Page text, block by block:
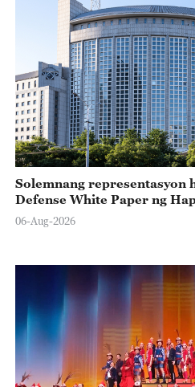
Solemnang representasyon
Defense White Paper ng
06-Aug-2026